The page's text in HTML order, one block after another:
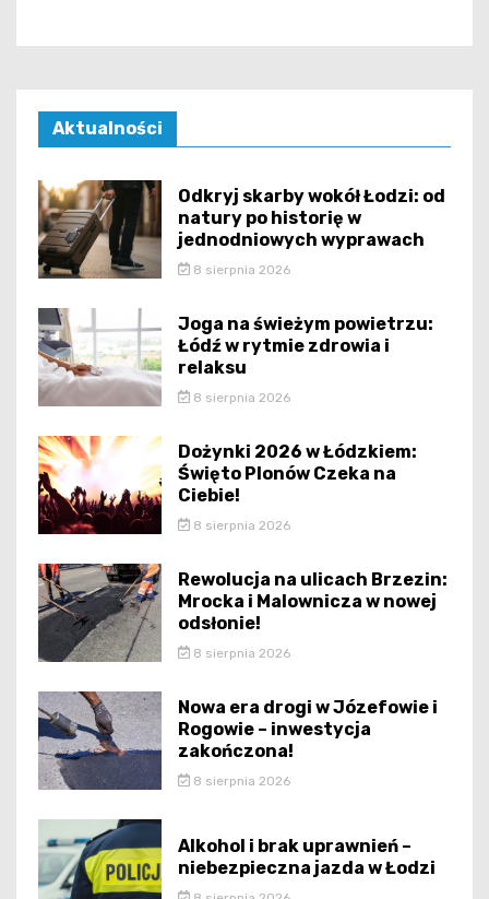
Aktualności
Odkryj skarby wokół Łodzi: od
natury po historię w
jednodniowych wyprawach
8 sierpnia 2026
Joga na świeżym powietrzu:
Łódź w rytmie zdrowia i
relaksu
8 sierpnia 2026
Dożynki 2026 w Łódzkiem:
Święto Plonów Czeka na
Ciebie!
8 sierpnia 2026
Rewolucja na ulicach Brzezin:
Mrocka i Malownicza w nowej
odsłonie!
8 sierpnia 2026
Nowa era drogi w Józefowie i
Rogowie – inwestycja
zakończona!
8 sierpnia 2026
Alkohol i brak uprawnień –
niebezpieczna jazda w Łodzi